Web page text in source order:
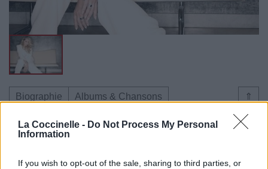
La Coccinelle - Do Not Process My Personal
Information
If you wish to opt-out of the sale, sharing to third parties, or
⇑
Biographie
Albums & Chansons
Corrections & commentaires